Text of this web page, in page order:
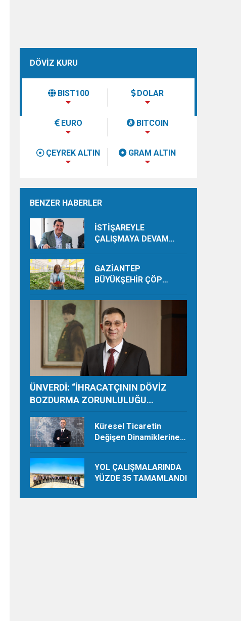
DÖVİZ KURU
BIST100 DOLAR
EURO BITCOIN
ÇEYREK ALTIN GRAM ALTIN
BENZER HABERLER
İSTİŞAREYLE
ÇALIŞMAYA DEVAM
GAZİANTEP
BÜYÜKŞEHİR ÇÖP
ORGANİK ÜRETİMLE
YILDA 28 TON HASAT
YAPIYOR
ÜNVERDİ: “İHRACATÇININ DÖVİZ
BOZDURMA ZORUNLULUĞU
Küresel Ticaretin
Değişen Dinamiklerine
YOL ÇALIŞMALARINDA
YÜZDE 35 TAMAMLANDI